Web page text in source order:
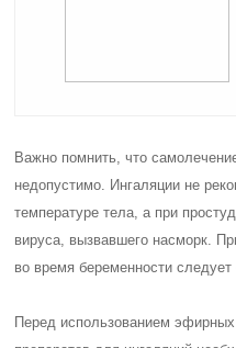
Важно помнить, что
недопустимо. Ингаляции не
температуре тела, а при
вируса, вызвавшего насморк.
во время беременности
Перед использованием